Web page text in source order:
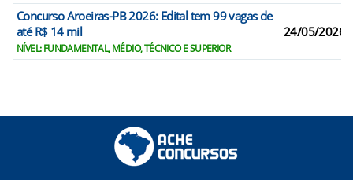
Concurso Aroeiras-PB 2026: Edital tem 99 vagas de
até R$ 14 mil
NÍVEL: FUNDAMENTAL, MÉDIO, TÉCNICO E SUPERIOR
24/05/2026